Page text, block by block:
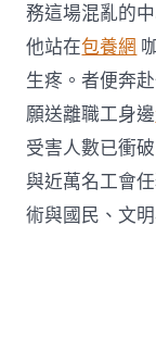
務這場混亂的
他站在包養網
生疼。者便奔
願送離職工身邊
受害人數已衝
與近萬名工會
術與國民、文